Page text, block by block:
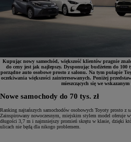
Kupując nowy samochód, większość klientów pragnie
do ceny jest jak najlepszy. Dysponując budżetem do 100
porządne auto osobowe prosto z salonu. Na tym pułapie
oczekiwania większości zainteresowanych. Poniżej
mieszczących się we
Nowe samochody do 70 tys. zł
Ranking najtańszych samochodów osobowych Toyoty prosto z
Zainspirowany nowoczesnym, miejskim stylem model oferuje
długości 3,7 m i najmniejszy promień skrętu w klasie, dzięki
ulicach nie będą dla nikogo problemem.